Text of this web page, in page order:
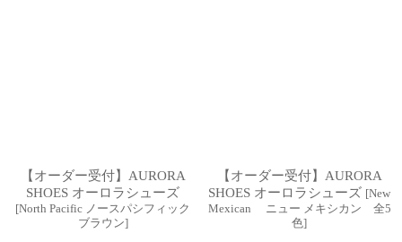
【オーダー受付】AURORA
SHOES オーロラシューズ
[North Pacific ノースパシフィック
ブラウン]
【オーダー受付】AURORA
SHOES オーロラシューズ [New
Mexican ニュー メキシカン 全5
色]